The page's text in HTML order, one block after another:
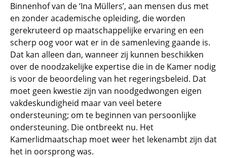
Binnenhof van de ‘Ina Müllers’, aan mensen dus met
en zonder academische opleiding, die worden
gerekruteerd op maatschappelijke ervaring en een
scherp oog voor wat er in de samenleving gaande is.
Dat kan alleen dan, wanneer zij kunnen beschikken
over de noodzakelijke expertise die in de Kamer nodig
is voor de beoordeling van het regeringsbeleid. Dat
moet geen kwestie zijn van noodgedwongen eigen
vakdeskundigheid maar van veel betere
ondersteuning; om te beginnen van persoonlijke
ondersteuning. Die ontbreekt nu. Het
Kamerlidmaatschap moet weer het lekenambt zijn dat
het in oorsprong was.